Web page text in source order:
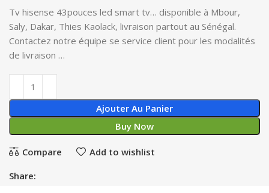
Tv hisense 43pouces led smart tv… disponible à Mbour,
Saly, Dakar, Thies Kaolack, livraison partout au Sénégal.
Contactez notre équipe se service client pour les modalités
de livraison …
Ajouter Au Panier
Buy Now
Compare Add to wishlist
Share: